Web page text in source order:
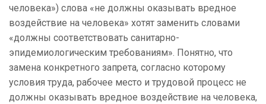
человека») слова «не должны оказывать вредное
воздействие на человека» хотят заменить словами
«должны соответствовать санитарно-
эпидемиологическим требованиям». Понятно, что
замена конкретного запрета, согласно которому
условия труда, рабочее место и трудовой процесс не
должны оказывать вредное воздействие на человека,